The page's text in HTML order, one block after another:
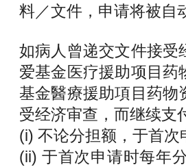
料／文件，申请将被自
如病人曾递交文件接受
爱基金医疗援助项目药
基金醫療援助項目药物
受经济审查，而继续支
(i) 不论分担额，于首
(ii) 于首次申请时每年